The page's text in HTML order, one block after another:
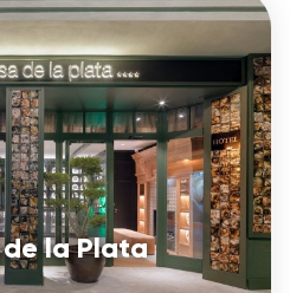
de la Plata